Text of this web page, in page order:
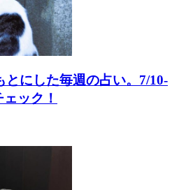
とにした毎週の占い。7/10-
ック！